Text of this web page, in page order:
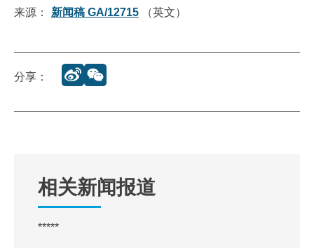
来源： 新闻稿 GA/12715 （英文）
分享：
相关新闻报道
*****